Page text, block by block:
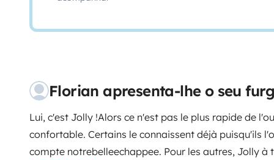
Florian apresenta-lhe o seu
Lui, c'est Jolly !Alors ce n'est pas le plus rapide de
confortable. Certains le connaissent déjà puisqu'ils
compte notrebelleechappee. Pour les autres, Jolly à